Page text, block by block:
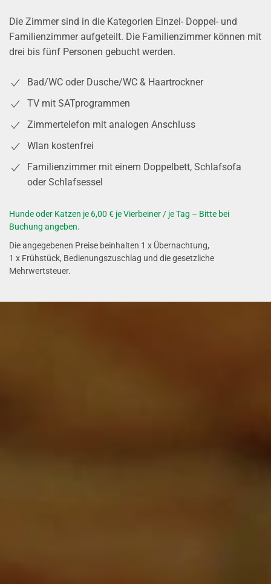
Die Zimmer sind in die Kategorien Einzel- Doppel- und
Familienzimmer aufgeteilt. Die Familienzimmer können mit
drei bis fünf Personen gebucht werden.
Bad/WC oder Dusche/WC & Haartrockner
TV mit SATprogrammen
Zimmertelefon mit analogen Anschluss
Wlan kostenfrei
Familienzimmer mit einem Doppelbett, Schlafsofa
oder Schlafsessel
Hunde oder Katzen je 6,00 € je Vierbeiner / je Tag – Bitte bei
Buchung angeben.
Die angegebenen Preise beinhalten 1 x Übernachtung,
1 x Frühstück, Bedienungszuschlag und die gesetzliche
Mehrwertsteuer.